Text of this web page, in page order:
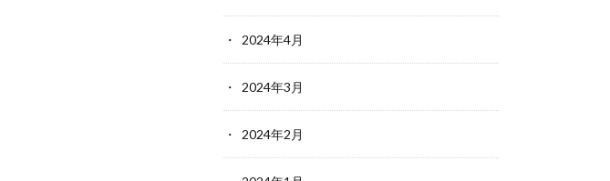
2024年4月
2024年3月
2024年2月